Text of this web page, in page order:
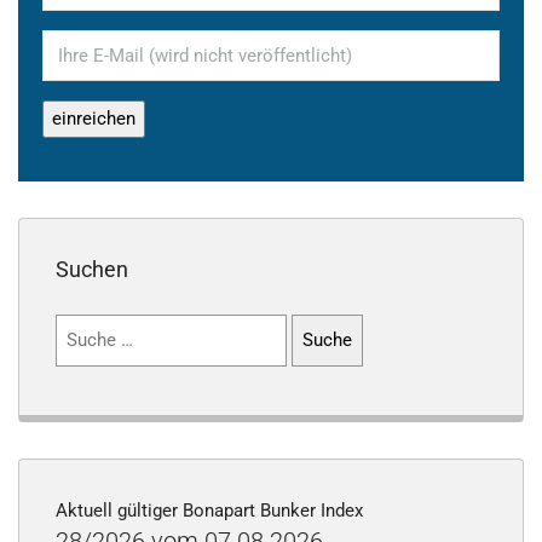
Suchen
Suchen
Aktuell gültiger Bonapart Bunker Index